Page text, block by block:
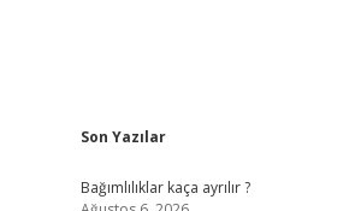
Sidebar
Son Yazılar
Bağımlılıklar kaça ayrılır ?